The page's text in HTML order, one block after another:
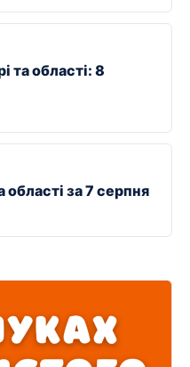
та області: 8
області за 7 серпня